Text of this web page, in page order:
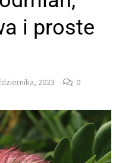
i proste
2023 0